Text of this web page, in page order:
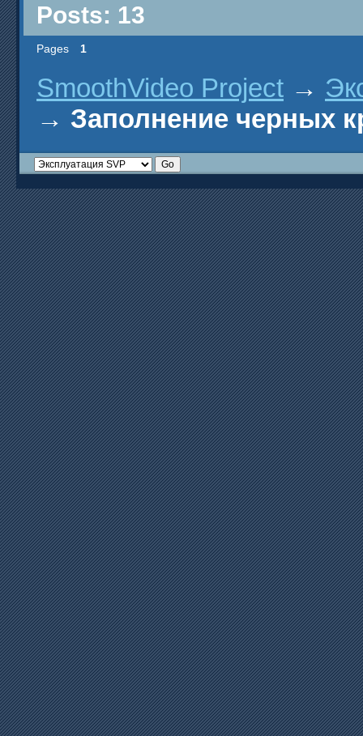
Posts: 13
Pages 1
SmoothVideo Project →
→ Заполнение черных